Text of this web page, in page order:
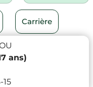
Carrière
ans)